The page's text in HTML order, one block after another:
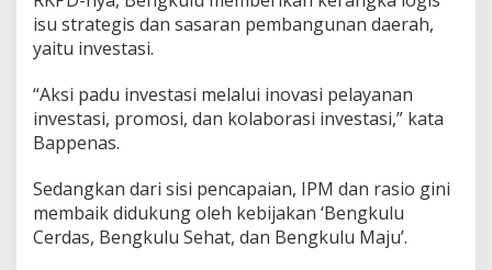
isu strategis dan sasaran pembangunan daerah,
yaitu investasi.
“Aksi padu investasi melalui inovasi pelayanan
investasi, promosi, dan kolaborasi investasi,” kata
Bappenas.
Sedangkan dari sisi pencapaian, IPM dan rasio gini
membaik didukung oleh kebijakan ‘Bengkulu
Cerdas, Bengkulu Sehat, dan Bengkulu Maju’.